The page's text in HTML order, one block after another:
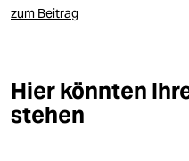
zum Beitrag
Hier könnten
stehen